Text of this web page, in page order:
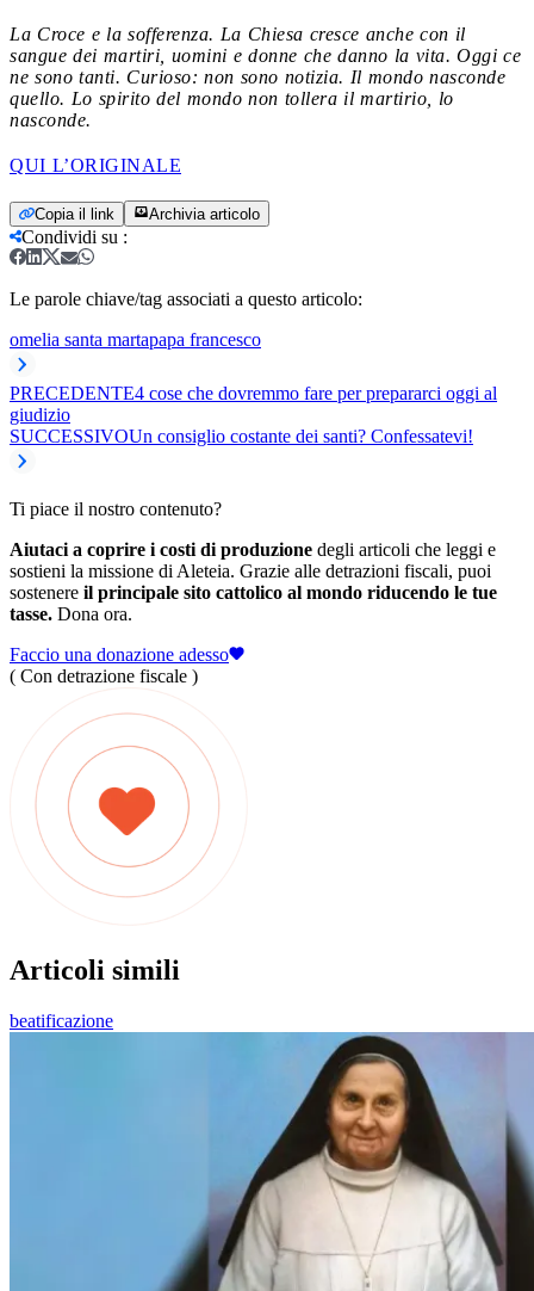
La Croce e la sofferenza. La Chiesa cresce anche con il
sangue dei martiri, uomini e donne che danno la vita. Oggi ce
ne sono tanti. Curioso: non sono notizia. Il mondo nasconde
quello. Lo spirito del mondo non tollera il martirio, lo
nasconde.
QUI L’ORIGINALE
Copia il link Archivia articolo
Condividi su :
Le parole chiave/tag associati a questo articolo:
omelia santa martapapa francesco
PRECEDENTE4 cose che dovremmo fare per prepararci oggi al
giudizio
SUCCESSIVOUn consiglio costante dei santi? Confessatevi!
Ti piace il nostro contenuto?
Aiutaci a coprire i costi di produzione degli articoli che leggi e
sostieni la missione di Aleteia. Grazie alle detrazioni fiscali, puoi
sostenere il principale sito cattolico al mondo riducendo le tue
tasse. Dona ora.
Faccio una donazione adesso
( Con detrazione fiscale )
Articoli simili
beatificazione